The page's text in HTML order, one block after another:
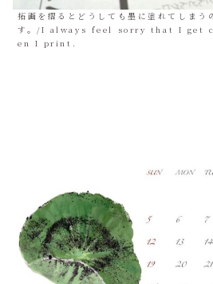
拓画を摺るとどうしても墨に塗れてしまう
す。/I always feel sorry that I get
en I print.